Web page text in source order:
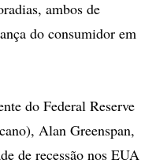
ambos de
do consumidor em
do Federal Reserve
Alan Greenspan,
de recessão nos EUA